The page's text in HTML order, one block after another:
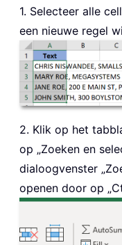
1. Selecteer alle
een nieuwe regel
2. Klik op het
op „Zoeken en
dialoogvenster
openen door op